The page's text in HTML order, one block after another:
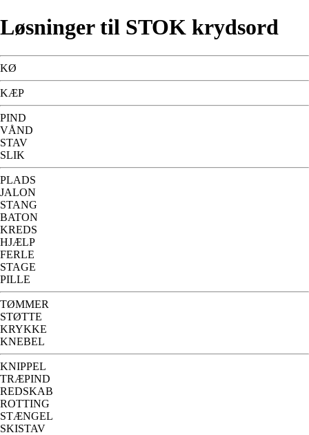
Løsninger til STOK krydsord
KØ
KÆP
PIND
VÅND
STAV
SLIK
PLADS
JALON
STANG
BATON
KREDS
HJÆLP
FERLE
STAGE
PILLE
TØMMER
STØTTE
KRYKKE
KNEBEL
KNIPPEL
TRÆPIND
REDSKAB
ROTTING
STÆNGEL
SKISTAV